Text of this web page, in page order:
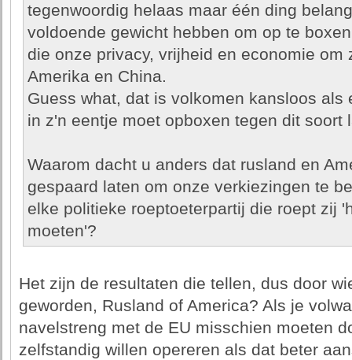
tegenwoordig helaas maar één ding
voldoende gewicht hebben om op te
die onze privacy, vrijheid en economie
Amerika en China.
Guess what, dat is volkomen kansloos
in z'n eentje moet opboxen tegen dit soort
Waarom dacht u anders dat rusland en
gespaard laten om onze verkiezingen te
elke politieke roeptoeterpartij die roept zij
moeten'?
Het zijn de resultaten die tellen, dus door
geworden, Rusland of America? Als je
navelstreng met de EU misschien moeten
zelfstandig willen opereren als dat beter